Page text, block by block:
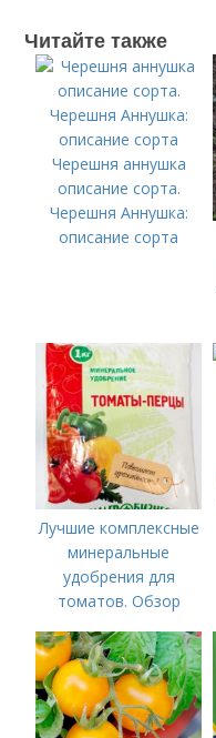
Читайте также
Черешня аннушка
описание сорта.
Черешня Аннушка:
описание сорта
Лучшие комплексные
минеральные
удобрения для
томатов. Обзор
удобрений для
томатов: правила
внесения в почву